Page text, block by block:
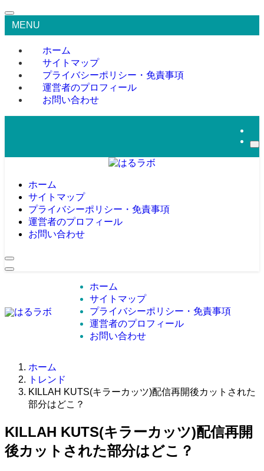
MENU
ホーム
サイトマップ
プライバシーポリシー・免責事項
運営者のプロフィール
お問い合わせ
ホーム
サイトマップ
プライバシーポリシー・免責事項
運営者のプロフィール
お問い合わせ
ホーム
サイトマップ
プライバシーポリシー・免責事項
運営者のプロフィール
お問い合わせ
ホーム
トレンド
KILLAH KUTS(キラーカッツ)配信再開後カットされた
部分はどこ？
KILLAH KUTS(キラーカッツ)配信再開
後カットされた部分はどこ？